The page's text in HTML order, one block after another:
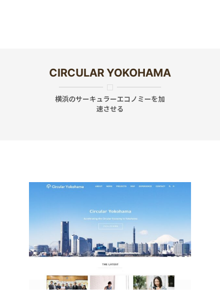
CIRCULAR YOKOHAMA
横浜のサーキュラーエコノミーを加
速させる